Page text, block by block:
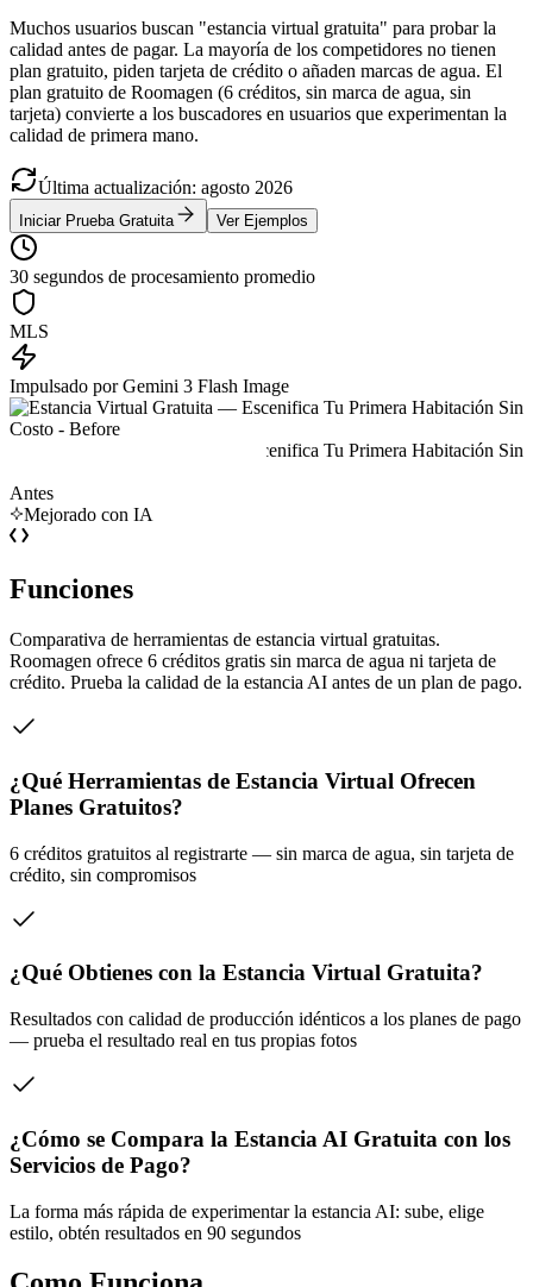
Muchos usuarios buscan "estancia virtual gratuita" para probar la
calidad antes de pagar. La mayoría de los competidores no tienen
plan gratuito, piden tarjeta de crédito o añaden marcas de agua. El
plan gratuito de Roomagen (6 créditos, sin marca de agua, sin
tarjeta) convierte a los buscadores en usuarios que experimentan la
calidad de primera mano.
Última actualización: agosto 2026
Iniciar Prueba Gratuita Ver Ejemplos
30 segundos de procesamiento promedio
MLS
Impulsado por Gemini 3 Flash Image
Antes
Mejorado con IA
Funciones
Comparativa de herramientas de estancia virtual gratuitas.
Roomagen ofrece 6 créditos gratis sin marca de agua ni tarjeta de
crédito. Prueba la calidad de la estancia AI antes de un plan de pago.
¿Qué Herramientas de Estancia Virtual Ofrecen
Planes Gratuitos?
6 créditos gratuitos al registrarte — sin marca de agua, sin tarjeta de
crédito, sin compromisos
¿Qué Obtienes con la Estancia Virtual Gratuita?
Resultados con calidad de producción idénticos a los planes de pago
— prueba el resultado real en tus propias fotos
¿Cómo se Compara la Estancia AI Gratuita con los
Servicios de Pago?
La forma más rápida de experimentar la estancia AI: sube, elige
estilo, obtén resultados en 90 segundos